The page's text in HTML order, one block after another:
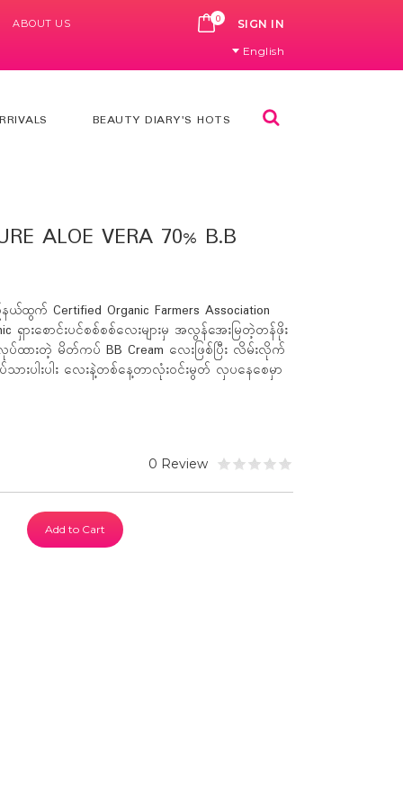
ABOUT US 0 CART
SIGN IN
English
BEAUTY DIARY'S HOTS
ALOE VERA 70% B.B
ယ်ထွက် Certified Organic Farmers Association
ားစောင်းပင်စစ်စစ်လေးများမှ အလွန်အေးမြတဲ့တန်ဖိုး
ပ်ထားတဲ့ မိတ်ကပ် BB Cream လေးဖြစ်ပြီး လိမ်းလိုက်
းပါးပါး လေးနဲ့တစ်နေ့တာလုံးဝင်းမွတ် လှပနေစေမှာ
0 Review